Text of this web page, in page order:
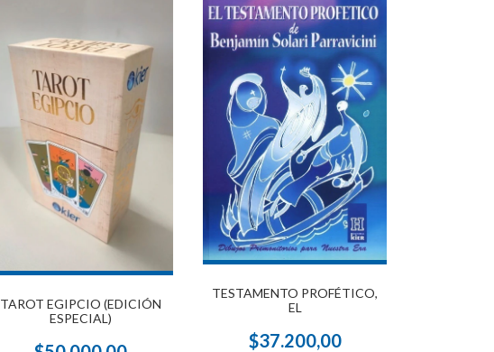
TAROT EGIPCIO (EDICIÓN
ESPECIAL)
TESTAMENTO PROFÉTICO,
EL
$37.200,00